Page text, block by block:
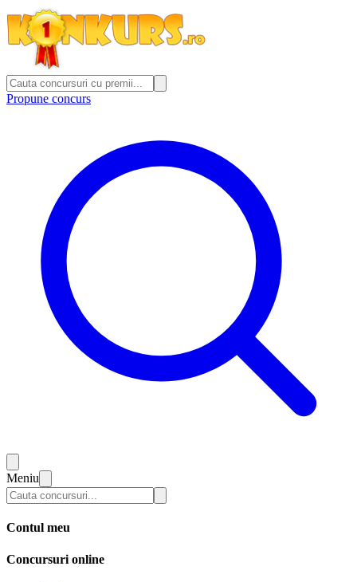
Propune concurs
Meniu
Contul meu
Concursuri online